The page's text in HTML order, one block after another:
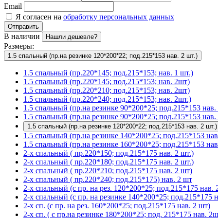
Email
Я согласен на обработку персональных данных
Отправить
В наличии Нашли дешевле?
Размеры:
1.5 спальный (пр.на резинке 120*200*22; под.215*153 нав. 2 шт.)
1.5 спальный (пр.220*145; под.215*153; нав. 1 шт.)
1.5 спальный (пр.220*145; под.215*153; нав. 2шт)
1.5 спальный (пр.220*210; под.215*153; нав. 2шт)
1.5 спальный (пр.220*240; под.215*153; нав. 2шт.)
1.5 спальный (пр.на резинке 90*200*25; под.215*153
1.5 спальный (пр.на резинке 90*200*25; под.215*153
1.5 спальный (пр.на резинке 120*200*22; под.215*153 нав. 2 шт.)
1.5 спальный (пр.на резинке 140*200*25; под.215*153
1.5 спальный (пр.на резинке 160*200*25; под.215*153
2-х спальный ( пр.220*150; под.215*175 нав. 2 шт.)
2-х спальный ( пр.220*180; под.215*175 нав. 2 шт.)
2-х спальный ( пр.220*210; под.215*175 нав. 2 шт)
2-х спальный ( пр.220*240; под.215*175) нав. 2 шт
2-х спальный (с пр. на рез. 120*200*25; под.215*175 нав.
2-х спальный (с пр. на резинке 140*200*25; под.215*175
2-х сп. (с пр. на рез. 160*200*25; под.215*175 нав. 2 шт)
2-х сп. ( с пр.на резинке 180*200*25; под. 215*175 нав.